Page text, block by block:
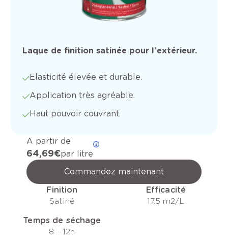
Laque de finition satinée pour l'extérieur.
Elasticité élevée et durable.
Application très agréable.
Haut pouvoir couvrant.
A partir de
64,69 €par litre
Commandez maintenant
Finition
Satiné
Efficacité
17.5 m2/L
Temps de séchage
8 - 12h